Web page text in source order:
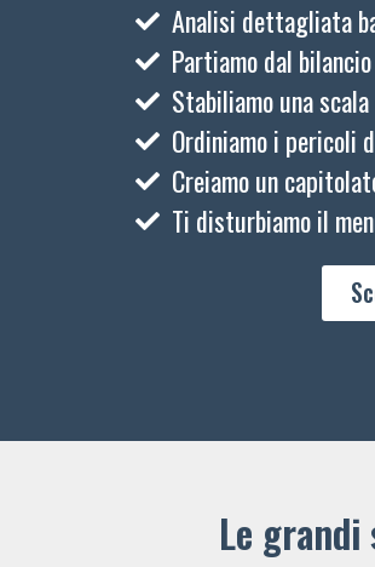
Analisi dettagliata
Partiamo dal
Stabiliamo una
Ordiniamo i pericoli
Creiamo un
Ti disturbiamo il
Le